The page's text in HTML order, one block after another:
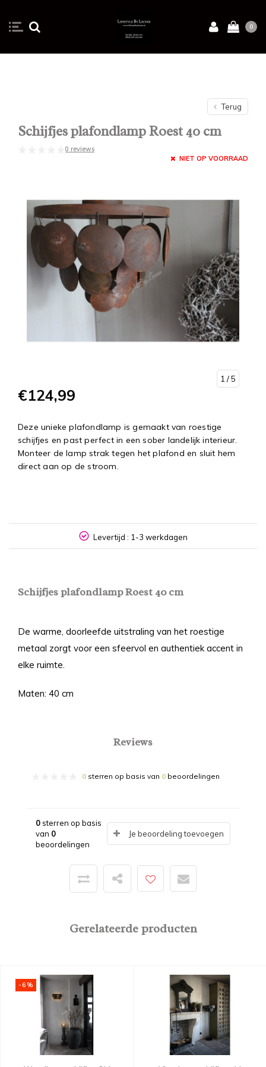
0
Terug
Schijfjes plafondlamp Roest 40 cm
0 reviews
NIET OP VOORRAAD
1 / 5
€124,99
Deze unieke plafondlamp is gemaakt van roestige
schijfjes en past perfect in een sober landelijk interieur.
Monteer de lamp strak tegen het plafond en sluit hem
direct aan op de stroom.
Levertijd : 1-3 werkdagen
Schijfjes plafondlamp Roest 40 cm
De warme, doorleefde uitstraling van het roestige
metaal zorgt voor een sfeervol en authentiek accent in
elke ruimte.
Maten: 40 cm
Reviews
0 sterren op basis van 0 beoordelingen
0sterren op basis
van 0
beoordelingen
Je beoordeling toevoegen
Gerelateerde producten
-6%